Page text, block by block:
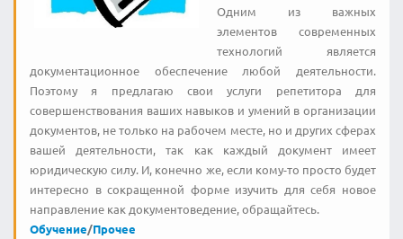
Одним из важных
элементов современных
технологий является
документационное обеспечение любой деятельности.
Поэтому я предлагаю свои услуги репетитора для
совершенствования ваших навыков и умений в организации
документов, не только на рабочем месте, но и других сферах
вашей деятельности, так как каждый документ имеет
юридическую силу. И, конечно же, если кому-то просто будет
интересно в сокращенной форме изучить для себя новое
направление как документоведение, обращайтесь.
Обучение/Прочее